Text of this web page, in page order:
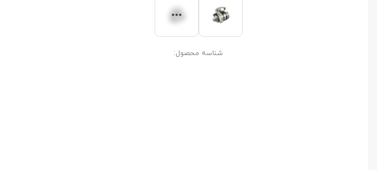
شناسه محصول: